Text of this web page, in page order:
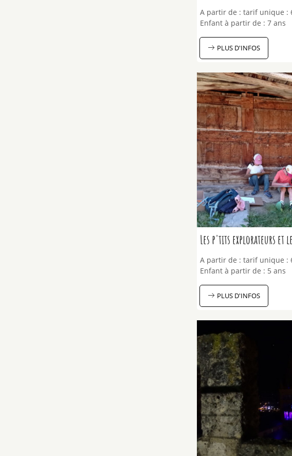
A partir de : tarif unique :
Enfant à partir de : 7 ans
PLUS D'INFOS
Les p'tits explorateurs et
A partir de : tarif unique :
Enfant à partir de : 5 ans
PLUS D'INFOS